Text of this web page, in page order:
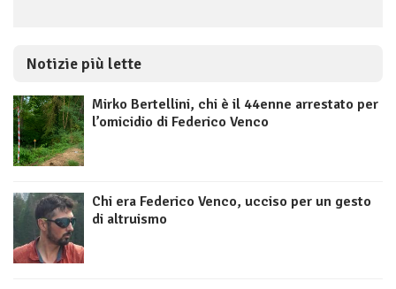
Notizie più lette
Mirko Bertellini, chi è il 44enne arrestato per
l’omicidio di Federico Venco
Chi era Federico Venco, ucciso per un gesto
di altruismo